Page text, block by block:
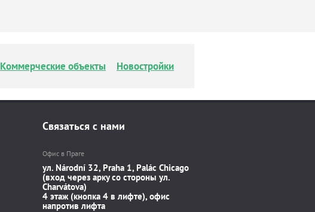
Коммерческие объекты Новостройки
Связаться с нами
Офис в Праге
ул. Národní 32, Praha 1, Palác Chicago
(вход через арку со стороны ул.
Charvátova)
4 этаж (кнопка 4 в лифте), офис
напротив лифта